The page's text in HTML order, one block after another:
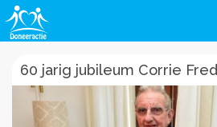
60 jarig jubileum Corrie Fred